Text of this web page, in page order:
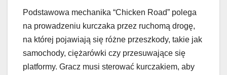
Podstawowa mechanika “Chicken Road” polega
na prowadzeniu kurczaka przez ruchomą drogę,
na której pojawiają się różne przeszkody, takie jak
samochody, ciężarówki czy przesuwające się
platformy. Gracz musi sterować kurczakiem, aby